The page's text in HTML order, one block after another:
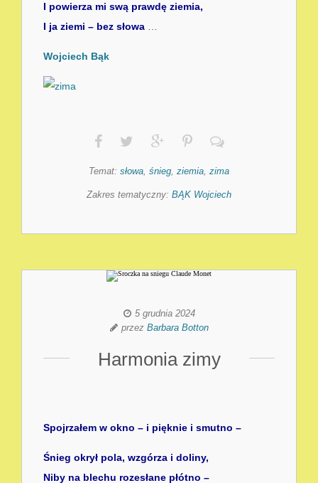
I powierza mi swą prawdę ziemia,
I ja ziemi – bez słowa
Wojciech Bąk
Temat: słowa, śnieg, ziemia, zima
Zakres tematyczny: BĄK Wojciech
5 grudnia 2024
przez Barbara Botton
Harmonia zimy
Spojrzałem w okno – i pięknie i smutno –
Śnieg okrył pola, wzgórza i doliny,
Niby na blechu rozesłane płótno –